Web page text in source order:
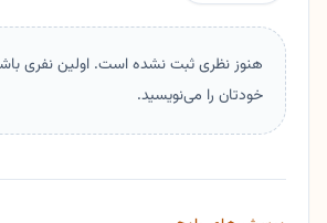
هنوز نظری ثبت نشده است. اولین نفری
خودتان را می‌نویسید.